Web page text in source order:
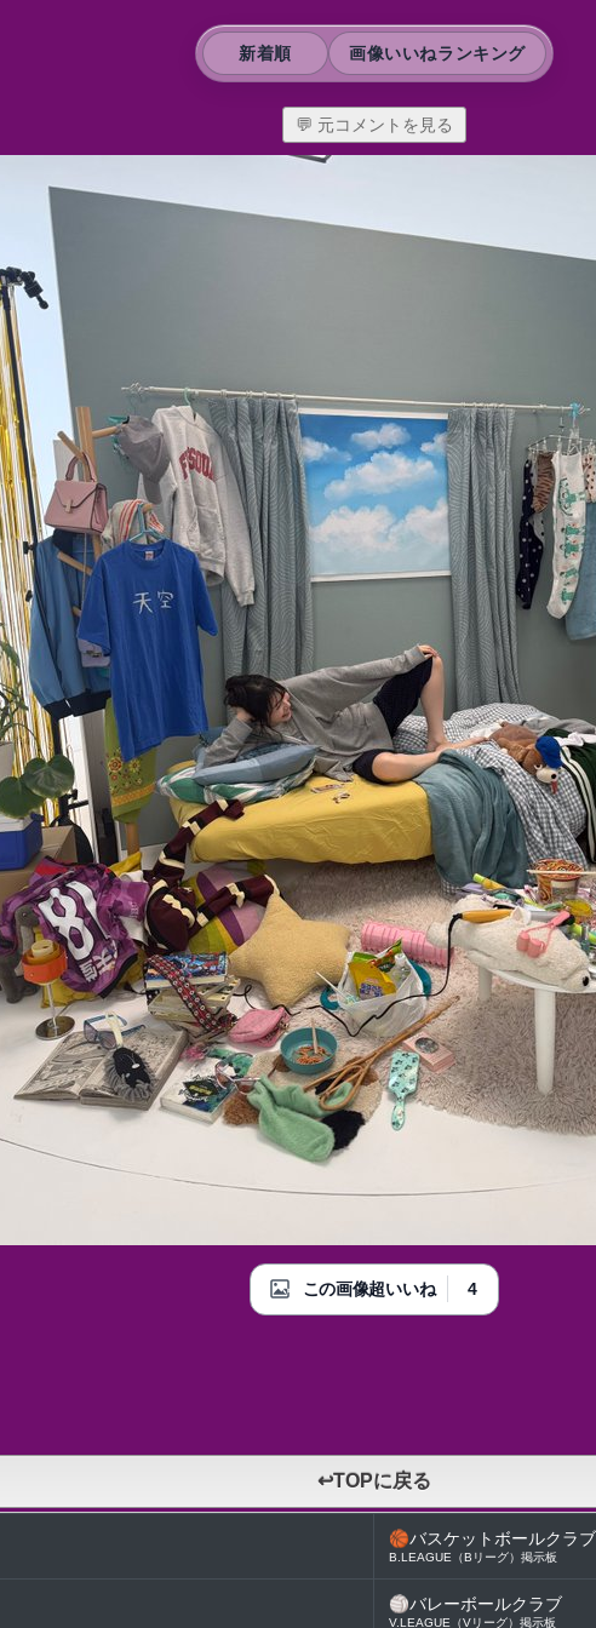
新着順 画像いいねランキング
💬 元コメントを見る
この画像超いいね 4
↩TOPに戻る
🏀バスケットボールクラブ
B.LEAGUE（Bリーグ）掲示板
🏐バレーボールクラブ
V.LEAGUE（Vリーグ）掲示板